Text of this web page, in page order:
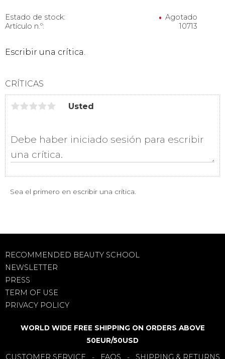
Estado de stock
Agotado
Artículo n.º
10713
Escribir una crítica.
CRÍTICAS
Usted
Sea el primero en escribir una crítica.
RECOMMENDED BEAUTY SCHOOL
NEWSLETTER
PRESS
TERM OF USE
PRIVACY POLICY
WORLD WIDE FREE SHIPPING ON ORDERS ABOVE
50EUR/50USD
CUSTOMER SERVICE - FAQS - SHIPPING & RETURNS